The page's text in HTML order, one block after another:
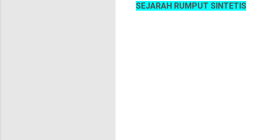
SEJARAH RUMPUT SINTETIS